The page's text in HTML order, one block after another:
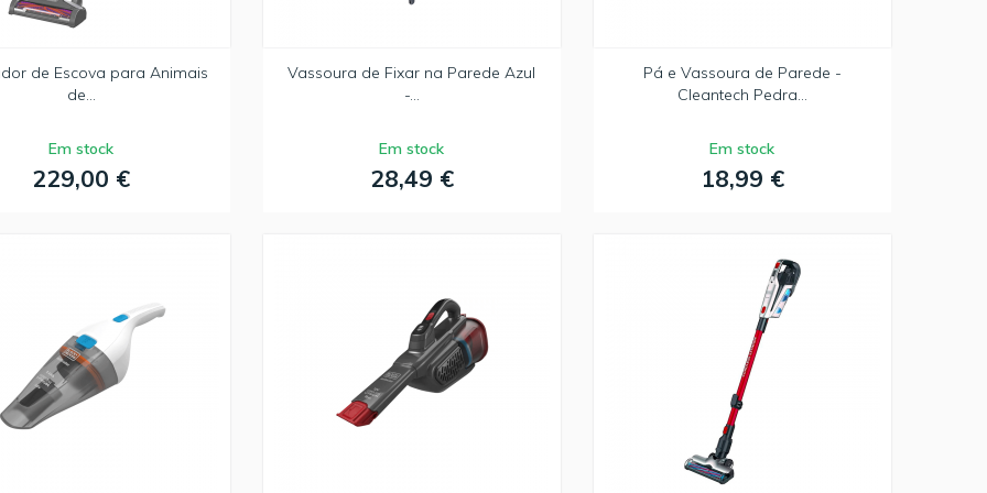
de Escova para Animais
de...
Em stock
229,00 €
Vassoura de Fixar na Parede Azul
-...
Em stock
28,49 €
Pá e Vassoura de Parede -
Cleantech Pedra...
Em stock
18,99 €